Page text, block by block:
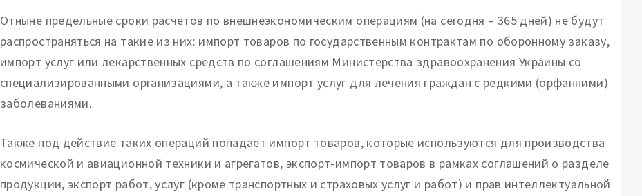
Отныне предельные сроки расчетов по внешнеэкономическим операциям (на сегодня – 365 дней) не будут
распространяться на такие из них: импорт товаров по государственным контрактам по оборонному заказу,
импорт услуг или лекарственных средств по соглашениям Министерства здравоохранения Украины со
специализированными организациями, а также импорт услуг для лечения граждан с редкими (орфанними)
заболеваниями.
Также под действие таких операций попадает импорт товаров, которые используются для производства
космической и авиационной техники и агрегатов, экспорт-импорт товаров в рамках соглашений о разделе
продукции, экспорт работ, услуг (кроме транспортных и страховых услуг и работ) и прав интеллектуальной